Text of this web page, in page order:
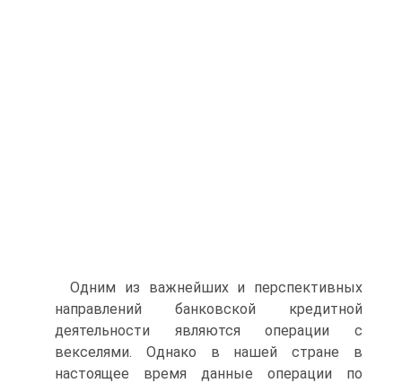
Одним из важнейших и перспективных
направлений банковской кредитной
деятельности являются операции с
векселями. Однако в нашей стране в
настоящее время данные операции по